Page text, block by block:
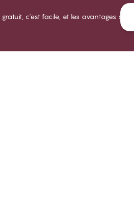
c’est facile, et les avantages